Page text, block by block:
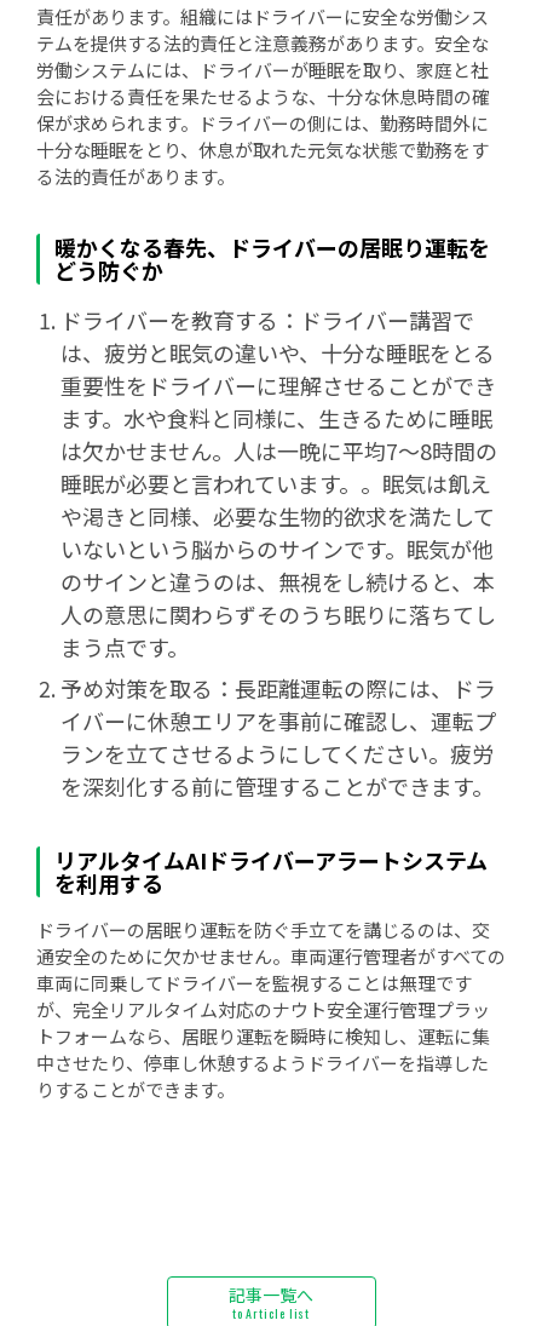
責任があります。組織にはドライバーに安全な労働シス
テムを提供する法的責任と注意義務があります。安全な
労働システムには、ドライバーが睡眠を取り、家庭と社
会における責任を果たせるような、十分な休息時間の確
保が求められます。ドライバーの側には、勤務時間外に
十分な睡眠をとり、休息が取れた元気な状態で勤務をす
る法的責任があります。
暖かくなる春先、ドライバーの居眠り運転を
どう防ぐか
ドライバーを教育する：ドライバー講習で
は、疲労と眠気の違いや、十分な睡眠をとる
重要性をドライバーに理解させることができ
ます。水や食料と同様に、生きるために睡眠
は欠かせません。人は一晩に平均7～8時間の
睡眠が必要と言われています。。眠気は飢え
や渇きと同様、必要な生物的欲求を満たして
いないという脳からのサインです。眠気が他
のサインと違うのは、無視をし続けると、本
人の意思に関わらずそのうち眠りに落ちてし
まう点です。
予め対策を取る：長距離運転の際には、ドラ
イバーに休憩エリアを事前に確認し、運転プ
ランを立てさせるようにしてください。疲労
を深刻化する前に管理することができます。
リアルタイムAIドライバーアラートシステム
を利用する
ドライバーの居眠り運転を防ぐ手立てを講じるのは、交
通安全のために欠かせません。車両運行管理者がすべての
車両に同乗してドライバーを監視することは無理です
が、完全リアルタイム対応のナウト安全運行管理プラッ
トフォームなら、居眠り運転を瞬時に検知し、運転に集
中させたり、停車し休憩するようドライバーを指導した
りすることができます。
記事一覧へ
to Article list